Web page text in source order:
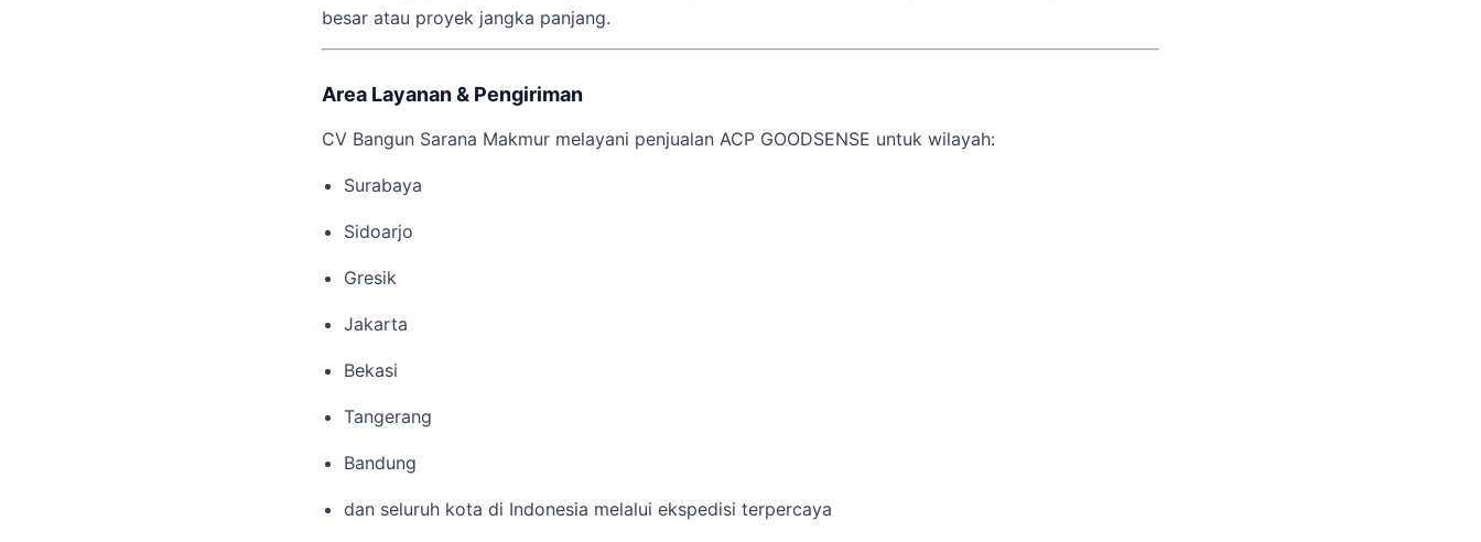
besar atau proyek jangka panjang.
Area Layanan & Pengiriman
CV Bangun Sarana Makmur melayani penjualan ACP GOODSENSE untuk wilayah:
Surabaya
Sidoarjo
Gresik
Jakarta
Bekasi
Tangerang
Bandung
dan seluruh kota di Indonesia melalui ekspedisi terpercaya